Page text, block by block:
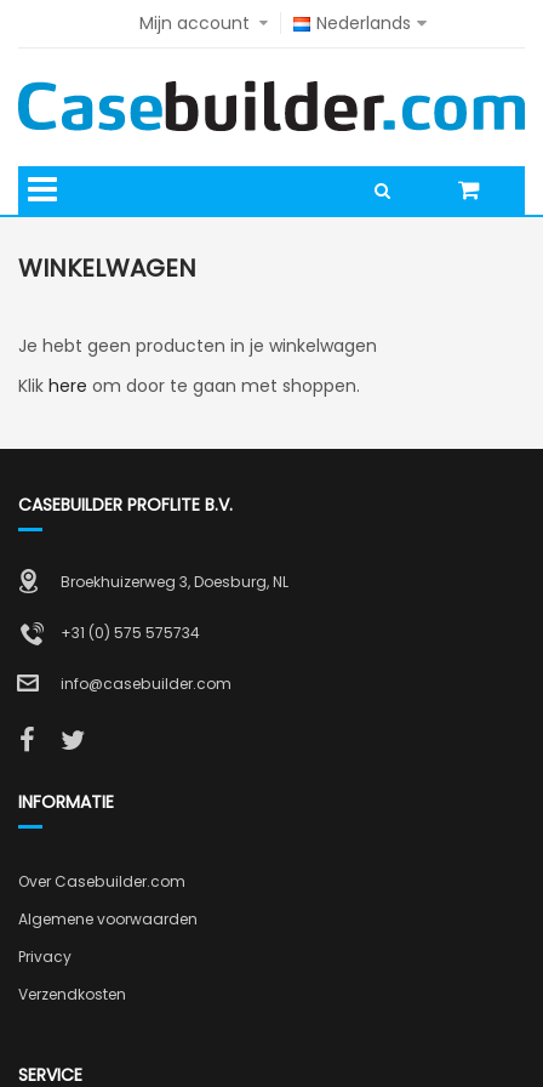
Nederlands
Mijn account
WINKELWAGEN
Je hebt geen producten in je winkelwagen
Klik here om door te gaan met shoppen.
CASEBUILDER PROFLITE B.V.
Broekhuizerweg 3, Doesburg, NL
+31 (0) 575 575734
info@casebuilder.com
INFORMATIE
Over Casebuilder.com
Algemene voorwaarden
Privacy
Verzendkosten
SERVICE